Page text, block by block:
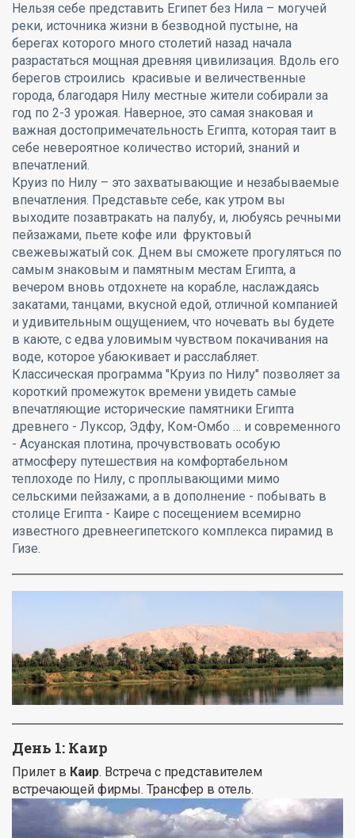
Нельзя себе представить Египет без Нила – могучей
реки, источника жизни в безводной пустыне, на
берегах которого много столетий назад начала
разрастаться мощная древняя цивилизация. Вдоль его
берегов строились красивые и величественные
города, благодаря Нилу местные жители собирали за
год по 2-3 урожая. Наверное, это самая знаковая и
важная достопримечательность Египта, которая таит в
себе невероятное количество историй, знаний и
впечатлений.
Круиз по Нилу – это захватывающие и незабываемые
впечатления. Представьте себе, как утром вы
выходите позавтракать на палубу, и, любуясь речными
пейзажами, пьете кофе или фруктовый
свежевыжатый сок. Днем вы сможете прогуляться по
самым знаковым и памятным местам Египта, а
вечером вновь отдохнете на корабле, наслаждаясь
закатами, танцами, вкусной едой, отличной компанией
и удивительным ощущением, что ночевать вы будете
в каюте, с едва уловимым чувством покачивания на
воде, которое убаюкивает и расслабляет.
Классическая программа "Круиз по Нилу" позволяет за
короткий промежуток времени увидеть самые
впечатляющие исторические памятники Египта
древнего - Луксор, Эдфу, Ком-Омбо … и современного
- Асуанская плотина, прочувствовать особую
атмосферу путешествия на комфортабельном
теплоходе по Нилу, с проплывающими мимо
сельскими пейзажами, а в дополнение - побывать в
столице Египта - Каире с посещением всемирно
известного древнеегипетского комплекса пирамид в
Гизе.
День 1: Каир
Прилет в Каир. Встреча с представителем
встречающей фирмы. Трансфер в отель.